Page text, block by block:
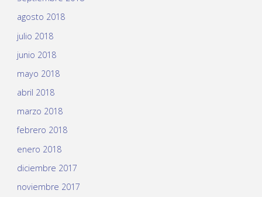
agosto 2018
julio 2018
junio 2018
mayo 2018
abril 2018
marzo 2018
febrero 2018
enero 2018
diciembre 2017
noviembre 2017